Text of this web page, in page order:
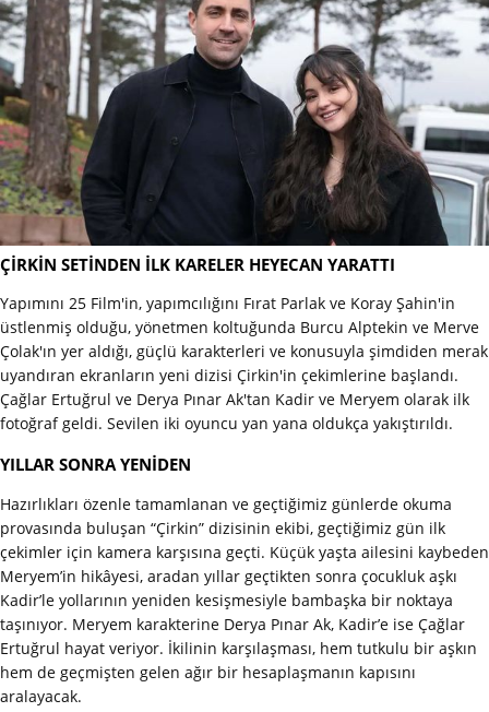
ÇİRKİN SETİNDEN İLK KARELER HEYECAN YARATTI
Yapımını 25 Film'in, yapımcılığını Fırat Parlak ve Koray Şahin'in
üstlenmiş olduğu, yönetmen koltuğunda Burcu Alptekin ve Merve
Çolak'ın yer aldığı, güçlü karakterleri ve konusuyla şimdiden merak
uyandıran ekranların yeni dizisi Çirkin'in çekimlerine başlandı.
Çağlar Ertuğrul ve Derya Pınar Ak'tan Kadir ve Meryem olarak ilk
fotoğraf geldi. Sevilen iki oyuncu yan yana oldukça yakıştırıldı.
YILLAR SONRA YENİDEN
Hazırlıkları özenle tamamlanan ve geçtiğimiz günlerde okuma
provasında buluşan “Çirkin” dizisinin ekibi, geçtiğimiz gün ilk
çekimler için kamera karşısına geçti. Küçük yaşta ailesini kaybeden
Meryem’in hikâyesi, aradan yıllar geçtikten sonra çocukluk aşkı
Kadir’le yollarının yeniden kesişmesiyle bambaşka bir noktaya
taşınıyor. Meryem karakterine Derya Pınar Ak, Kadir’e ise Çağlar
Ertuğrul hayat veriyor. İkilinin karşılaşması, hem tutkulu bir aşkın
hem de geçmişten gelen ağır bir hesaplaşmanın kapısını
aralayacak.